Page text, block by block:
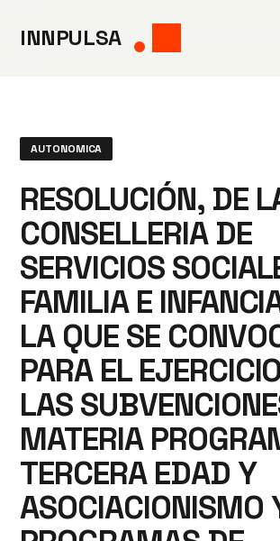
INNPULSA
AUTONOMICA
RESOLUCIÓN, DE
CONSELLERIA DE
SERVICIOS
FAMILIA E
LA QUE SE
PARA EL
LAS
MATERIA
TERCERA EDAD Y
ASOCIACIONISMO